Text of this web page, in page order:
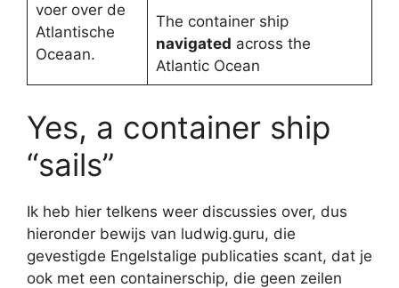
voer over de
Atlantische
Oceaan.
The container ship
navigated across the
Atlantic Ocean
Yes, a container ship
“sails”
Ik heb hier telkens weer discussies over, dus
hieronder bewijs van ludwig.guru, die
gevestigde Engelstalige publicaties scant, dat je
ook met een containerschip, die geen zeilen